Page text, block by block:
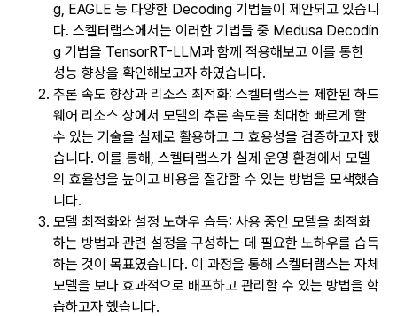
g, EAGLE 등 다양한 Decoding 기법들이 제안되고 있습니
다. 스켈터랩스에서는 이러한 기법들 중 Medusa Decodin
g 기법을 TensorRT-LLM과 함께 적용해보고 이를 통한
성능 향상을 확인해보고자 하였습니다.
추론 속도 향상과 리소스 최적화: 스켈터랩스는 제한된 하드
웨어 리소스 상에서 모델의 추론 속도를 최대한 빠르게 할
수 있는 기술을 실제로 활용하고 그 효용성을 검증하고자 했
습니다. 이를 통해, 스켈터랩스가 실제 운영 환경에서 모델
의 효율성을 높이고 비용을 절감할 수 있는 방법을 모색했습
니다.
모델 최적화와 설정 노하우 습득: 사용 중인 모델을 최적화
하는 방법과 관련 설정을 구성하는 데 필요한 노하우를 습득
하는 것이 목표였습니다. 이 과정을 통해 스켈터랩스는 자체
모델을 보다 효과적으로 배포하고 관리할 수 있는 방법을 학
습하고자 했습니다.